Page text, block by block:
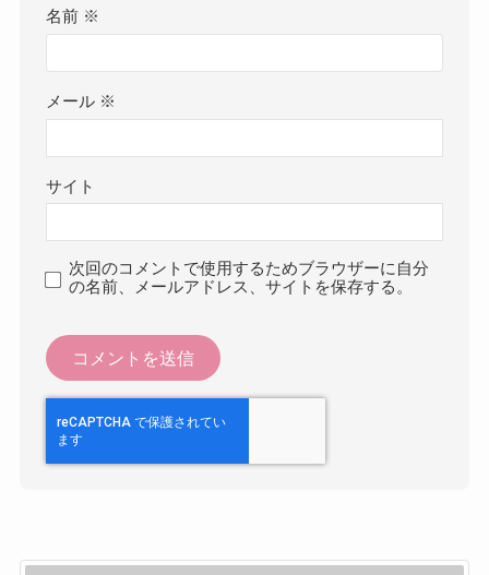
名前 ※
メール ※
サイト
次回のコメントで使用するためブラウザーに自分
の名前、メールアドレス、サイトを保存する。